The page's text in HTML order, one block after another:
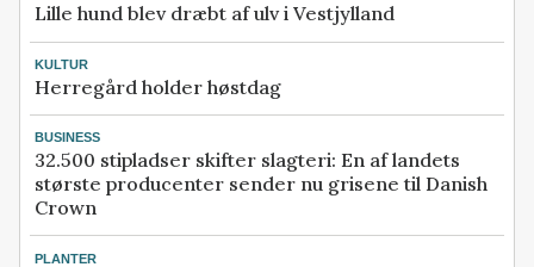
Lille hund blev dræbt af ulv i Vestjylland
KULTUR
Herregård holder høstdag
BUSINESS
32.500 stipladser skifter slagteri: En af landets
største producenter sender nu grisene til Danish
Crown
PLANTER